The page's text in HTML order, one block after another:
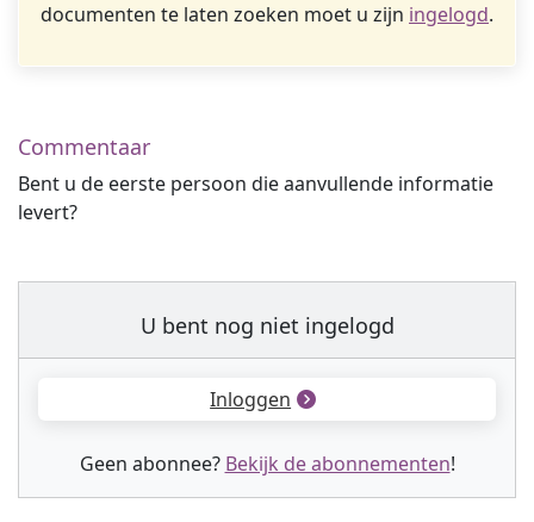
documenten te laten zoeken moet u zijn ingelogd.
Commentaar
Bent u de eerste persoon die aanvullende informatie
levert?
U bent nog niet ingelogd
Inloggen
Geen abonnee? Bekijk de abonnementen!